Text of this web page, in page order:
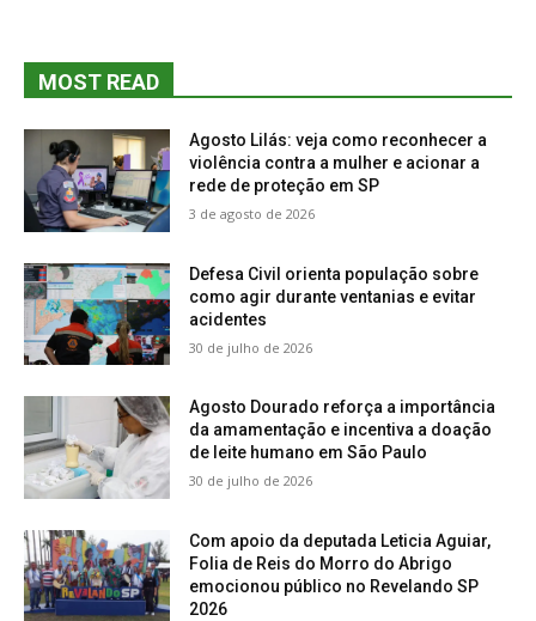
MOST READ
Agosto Lilás: veja como reconhecer a
violência contra a mulher e acionar a
rede de proteção em SP
3 de agosto de 2026
Defesa Civil orienta população sobre
como agir durante ventanias e evitar
acidentes
30 de julho de 2026
Agosto Dourado reforça a importância
da amamentação e incentiva a doação
de leite humano em São Paulo
30 de julho de 2026
Com apoio da deputada Leticia Aguiar,
Folia de Reis do Morro do Abrigo
emocionou público no Revelando SP
2026